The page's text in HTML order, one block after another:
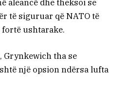
aleancë dhe theksoi se
të siguruar që NATO të
fortë ushtarake.
Grynkewich tha se
një opsion ndërsa lufta